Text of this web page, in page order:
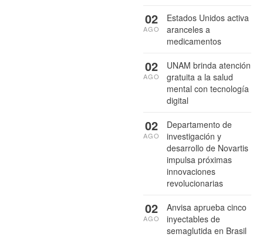
Estados Unidos activa
aranceles a
medicamentos
02
AGO
UNAM brinda atención
gratuita a la salud
mental con tecnología
digital
02
AGO
Departamento de
investigación y
desarrollo de Novartis
impulsa próximas
innovaciones
revolucionarias
02
AGO
Anvisa aprueba cinco
inyectables de
semaglutida en Brasil
02
AGO